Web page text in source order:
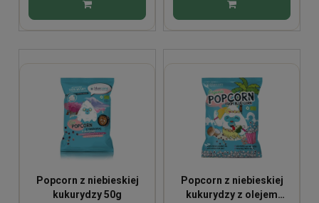
Popcorn z niebieskiej
kukurydzy 50g
Popcorn z niebieskiej
kukurydzy z olejem